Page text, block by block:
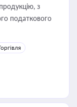
з
податкового